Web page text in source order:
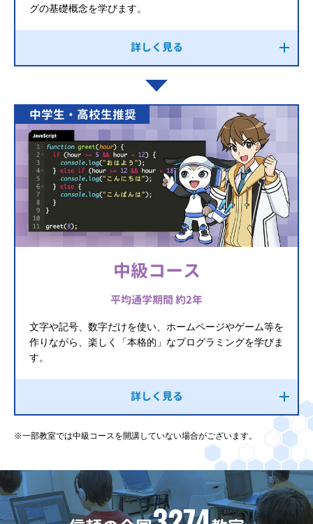
グの基礎概念を学びます。
詳しく見る
中学生・高校生推奨
中級コース
平均通学期間 約2年
文字や記号、数字だけを使い、ホームページやゲーム等を
作りながら、楽しく「本格的」なプログラミングを学びま
す。
詳しく見る
※一部教室では中級コースを開講していない場合がございます。